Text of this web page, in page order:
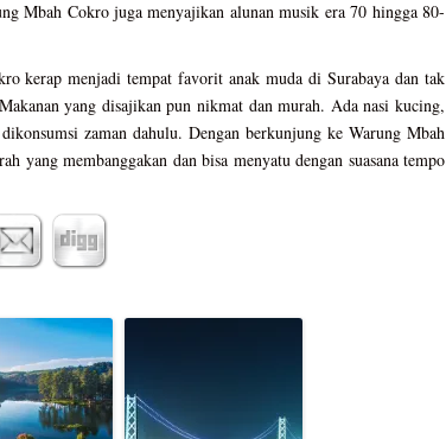
Mbah Cokro juga menyajikan alunan musik era 70 hingga 80-
kerap menjadi tempat favorit anak muda di Surabaya dan tak
yang disajikan pun nikmat dan murah. Ada nasi kucing,
zaman dahulu. Dengan berkunjung ke Warung Mbah
yang membanggakan dan bisa menyatu dengan suasana tempo